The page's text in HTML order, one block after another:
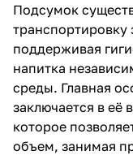
Подсумок
транспортировку
поддерживая
напитка
среды. Главная
заключается в её
которое
объем, занимая